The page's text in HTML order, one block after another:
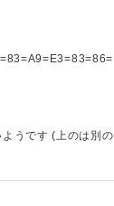
号化」しているし
うです (上のは別